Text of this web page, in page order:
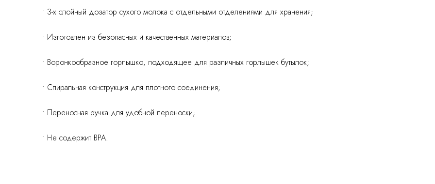
• 3-х слойный дозатор сухого молока с отдельными отделениями для хранения;
• Изготовлен из безопасных и качественных материалов;
• Воронкообразное горлышко, подходящее для различных горлышек бутылок;
• Спиральная конструкция для плотного соединения;
• Переносная ручка для удобной переноски;
• Не содержит BPA.